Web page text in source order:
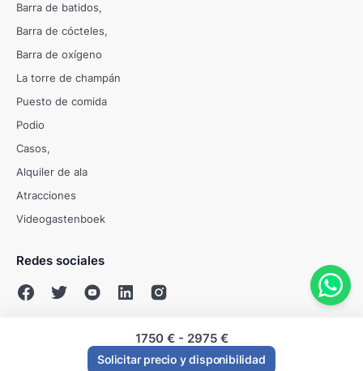
1750 € - 2975 €
Solicitar precio y disponibilidad
Barra de batidos
Barra de cócteles
Barra de oxígeno
La torre de champán
Puesto de comida
Podio
Casos
Alquiler de ala
Atracciones
Videogastenboek
Redes sociales
© Evenses 2009 - 2026